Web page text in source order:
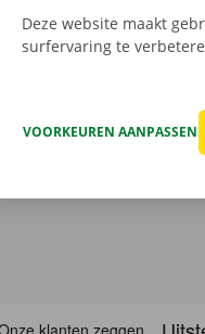
Deze website maakt
surfervaring te
VOORKEUREN AANPASSEN